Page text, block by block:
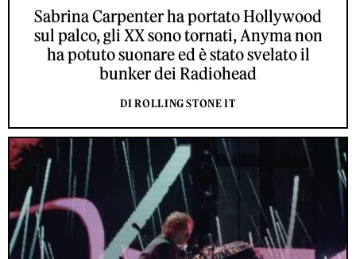
Sabrina Carpenter ha portato Hollywood
sul palco, gli XX sono tornati, Anyma non
ha potuto suonare ed è stato svelato il
bunker dei Radiohead
DI ROLLING STONE IT